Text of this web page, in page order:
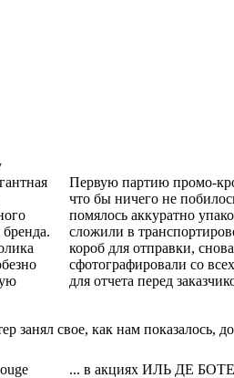
Первую партию промо-
что бы ничего не
помялось аккуратно
сложили в
короб для отправки, снова
сфотографировали со
для отчета перед
занял свое, как нам показалось,
... в акциях ИЛЬ ДЕ БОТЕ